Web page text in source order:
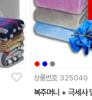
상품번호 325040
복주머니 + 극세사